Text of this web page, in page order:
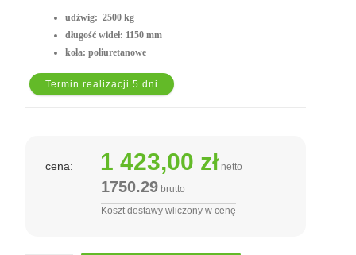
udźwig: 2500 kg
długość wideł: 1150 mm
koła: poliuretanowe
Termin realizacji 5 dni
cena: 1 423,00 zł netto
1750.29 brutto
Koszt dostawy wliczony w cenę